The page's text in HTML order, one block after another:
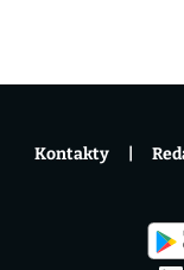
Kontakty